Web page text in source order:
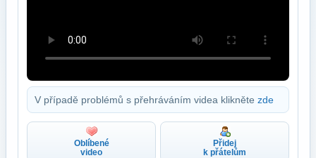
V případě problémů s přehráváním videa klikněte zde
Oblíbené
video
Přidej
k přátelům